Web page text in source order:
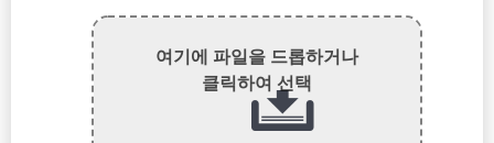
여기에 파일을 드롭하거나
클릭하여 선택